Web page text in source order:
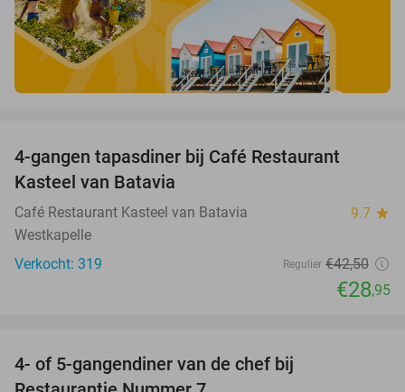
4-gangen tapasdiner bij Café Restaurant
Kasteel van Batavia
Café Restaurant Kasteel van Batavia 9.7 star
Westkapelle
Verkocht: 319
Regulier €42,50
€28,95
4- of 5-gangendiner van de chef bij